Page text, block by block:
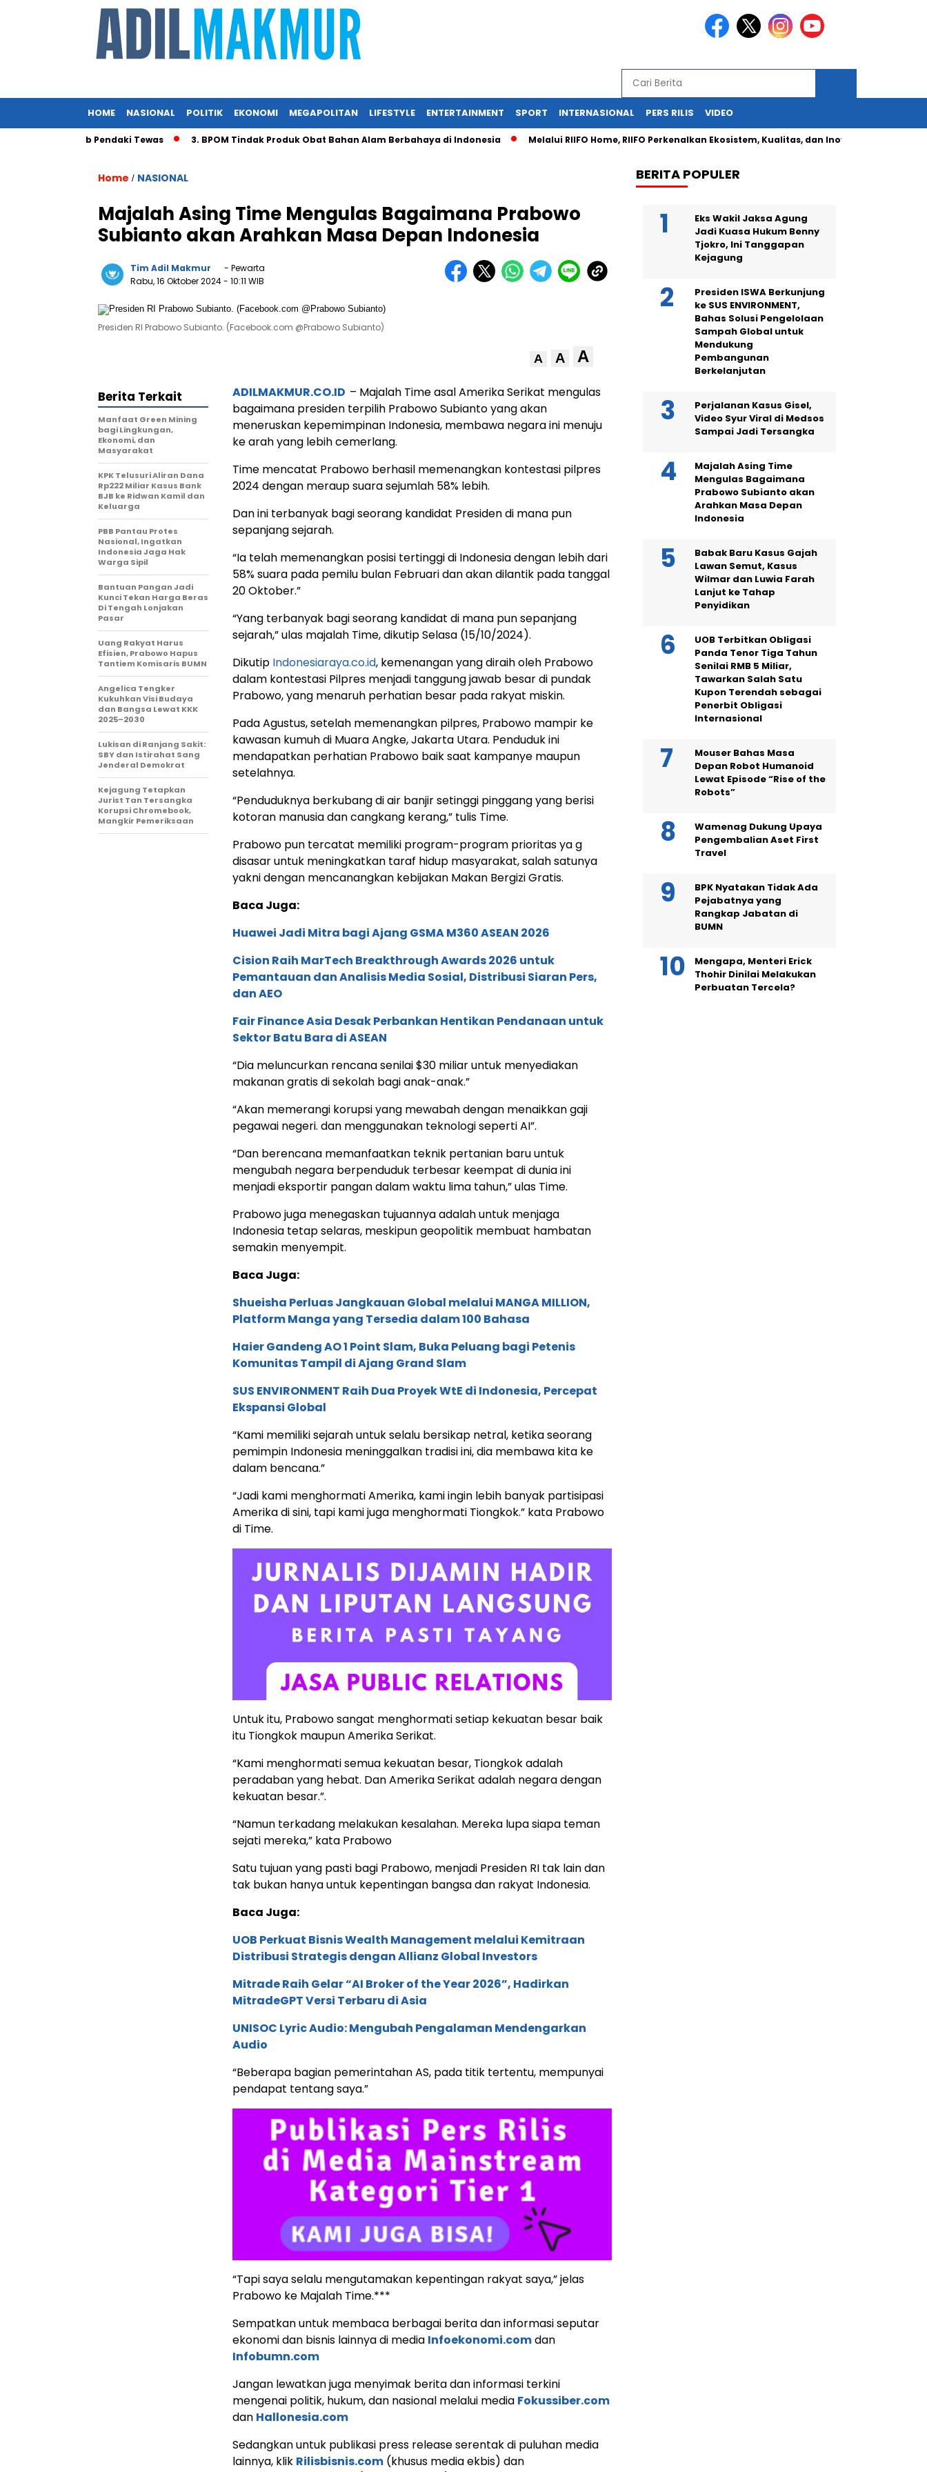
HOME NASIONAL POLITIK EKONOMI MEGAPOLITAN LIFESTYLE ENTERTAINMENT SPORT INTERNASIONAL PERS RILIS VIDEO
Penyebab Pendaki Tewas 3. BPOM Tindak Produk Obat Bahan Alam Berbahaya di Indonesia Melalui RIIFO Home, RIIFO Perkenalkan Ekosistem, Kualitas, dan Inovasi Produk di Indonesia
Home / NASIONAL
Majalah Asing Time Mengulas Bagaimana Prabowo
Subianto akan Arahkan Masa Depan Indonesia
Tim Adil Makmur
- Pewarta
Rabu, 16 Oktober 2024- 10:11 WIB
Presiden RI Prabowo Subianto. (Facebook.com @Prabowo Subianto)
A A A
ADILMAKMUR.CO.ID – Majalah Time asal Amerika Serikat mengulas
bagaimana presiden terpilih Prabowo Subianto yang akan
meneruskan kepemimpinan Indonesia, membawa negara ini menuju
ke arah yang lebih cemerlang.
Time mencatat Prabowo berhasil memenangkan kontestasi pilpres
2024 dengan meraup suara sejumlah 58% lebih.
Dan ini terbanyak bagi seorang kandidat Presiden di mana pun
sepanjang sejarah.
“Ia telah memenangkan posisi tertinggi di Indonesia dengan lebih dari
58% suara pada pemilu bulan Februari dan akan dilantik pada tanggal
20 Oktober.”
“Yang terbanyak bagi seorang kandidat di mana pun sepanjang
sejarah,” ulas majalah Time, dikutip Selasa (15/10/2024).
Dikutip Indonesiaraya.co.id, kemenangan yang diraih oleh Prabowo
dalam kontestasi Pilpres menjadi tanggung jawab besar di pundak
Prabowo, yang menaruh perhatian besar pada rakyat miskin.
Pada Agustus, setelah memenangkan pilpres, Prabowo mampir ke
kawasan kumuh di Muara Angke, Jakarta Utara. Penduduk ini
mendapatkan perhatian Prabowo baik saat kampanye maupun
setelahnya.
“Penduduknya berkubang di air banjir setinggi pinggang yang berisi
kotoran manusia dan cangkang kerang,” tulis Time.
Prabowo pun tercatat memiliki program-program prioritas ya g
disasar untuk meningkatkan taraf hidup masyarakat, salah satunya
yakni dengan mencanangkan kebijakan Makan Bergizi Gratis.
Baca Juga:
Huawei Jadi Mitra bagi Ajang GSMA M360 ASEAN 2026
Cision Raih MarTech Breakthrough Awards 2026 untuk
Pemantauan dan Analisis Media Sosial, Distribusi Siaran Pers,
dan AEO
Fair Finance Asia Desak Perbankan Hentikan Pendanaan untuk
Sektor Batu Bara di ASEAN
“Dia meluncurkan rencana senilai $30 miliar untuk menyediakan
makanan gratis di sekolah bagi anak-anak.”
“Akan memerangi korupsi yang mewabah dengan menaikkan gaji
pegawai negeri. dan menggunakan teknologi seperti AI”.
“Dan berencana memanfaatkan teknik pertanian baru untuk
mengubah negara berpenduduk terbesar keempat di dunia ini
menjadi eksportir pangan dalam waktu lima tahun,” ulas Time.
Prabowo juga menegaskan tujuannya adalah untuk menjaga
Indonesia tetap selaras, meskipun geopolitik membuat hambatan
semakin menyempit.
Baca Juga:
Shueisha Perluas Jangkauan Global melalui MANGA MILLION,
Platform Manga yang Tersedia dalam 100 Bahasa
Haier Gandeng AO 1 Point Slam, Buka Peluang bagi Petenis
Komunitas Tampil di Ajang Grand Slam
SUS ENVIRONMENT Raih Dua Proyek WtE di Indonesia, Percepat
Ekspansi Global
“Kami memiliki sejarah untuk selalu bersikap netral, ketika seorang
pemimpin Indonesia meninggalkan tradisi ini, dia membawa kita ke
dalam bencana.”
“Jadi kami menghormati Amerika, kami ingin lebih banyak partisipasi
Amerika di sini, tapi kami juga menghormati Tiongkok.” kata Prabowo
di Time.
Untuk itu, Prabowo sangat menghormati setiap kekuatan besar baik
itu Tiongkok maupun Amerika Serikat.
“Kami menghormati semua kekuatan besar, Tiongkok adalah
peradaban yang hebat. Dan Amerika Serikat adalah negara dengan
kekuatan besar.”.
“Namun terkadang melakukan kesalahan. Mereka lupa siapa teman
sejati mereka,” kata Prabowo
Satu tujuan yang pasti bagi Prabowo, menjadi Presiden RI tak lain dan
tak bukan hanya untuk kepentingan bangsa dan rakyat Indonesia.
Baca Juga:
UOB Perkuat Bisnis Wealth Management melalui Kemitraan
Distribusi Strategis dengan Allianz Global Investors
Mitrade Raih Gelar “AI Broker of the Year 2026”, Hadirkan
MitradeGPT Versi Terbaru di Asia
UNISOC Lyric Audio: Mengubah Pengalaman Mendengarkan
Audio
“Beberapa bagian pemerintahan AS, pada titik tertentu, mempunyai
pendapat tentang saya.”
“Tapi saya selalu mengutamakan kepentingan rakyat saya,” jelas
Prabowo ke Majalah Time.***
Sempatkan untuk membaca berbagai berita dan informasi seputar
ekonomi dan bisnis lainnya di media Infoekonomi.comdan
Infobumn.com
Jangan lewatkan juga menyimak berita dan informasi terkini
mengenai politik, hukum, dan nasional melalui media Fokussiber.com
dan Hallonesia.com
Sedangkan untuk publikasi press release serentak di puluhan media
lainnya, klik Rilisbisnis.com (khusus media ekbis) dan
Berita Terkait
Manfaat Green Mining
bagi Lingkungan,
Ekonomi, dan
Masyarakat
KPK Telusuri Aliran Dana
Rp222 Miliar Kasus Bank
BJB ke Ridwan Kamil dan
Keluarga
PBB Pantau Protes
Nasional, Ingatkan
Indonesia Jaga Hak
Warga Sipil
Bantuan Pangan Jadi
Kunci Tekan Harga Beras
Di Tengah Lonjakan
Pasar
Uang Rakyat Harus
Efisien, Prabowo Hapus
Tantiem Komisaris BUMN
Angelica Tengker
Kukuhkan Visi Budaya
dan Bangsa Lewat KKK
2025–2030
Lukisan di Ranjang Sakit:
SBY dan Istirahat Sang
Jenderal Demokrat
Kejagung Tetapkan
Jurist Tan Tersangka
Korupsi Chromebook,
Mangkir Pemeriksaan
BERITA POPULER
Eks Wakil Jaksa Agung
Jadi Kuasa Hukum Benny
Tjokro, Ini Tanggapan
Kejagung
Presiden ISWA Berkunjung
ke SUS ENVIRONMENT,
Bahas Solusi Pengelolaan
Sampah Global untuk
Mendukung
Pembangunan
Berkelanjutan
Perjalanan Kasus Gisel,
Video Syur Viral di Medsos
Sampai Jadi Tersangka
Majalah Asing Time
Mengulas Bagaimana
Prabowo Subianto akan
Arahkan Masa Depan
Indonesia
Babak Baru Kasus Gajah
Lawan Semut, Kasus
Wilmar dan Luwia Farah
Lanjut ke Tahap
Penyidikan
UOB Terbitkan Obligasi
Panda Tenor Tiga Tahun
Senilai RMB 5 Miliar,
Tawarkan Salah Satu
Kupon Terendah sebagai
Penerbit Obligasi
Internasional
Mouser Bahas Masa
Depan Robot Humanoid
Lewat Episode “Rise of the
Robots”
Wamenag Dukung Upaya
Pengembalian Aset First
Travel
BPK Nyatakan Tidak Ada
Pejabatnya yang
Rangkap Jabatan di
BUMN
Mengapa, Menteri Erick
Thohir Dinilai Melakukan
Perbuatan Tercela?